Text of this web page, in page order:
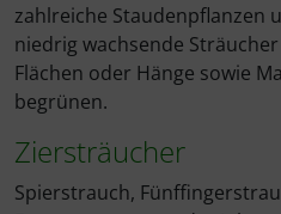
zahlreiche Staudenpflanzen
niedrig wachsende
Flächen oder Hänge sowie
begrünen.
Ziersträucher
Spierstrauch,